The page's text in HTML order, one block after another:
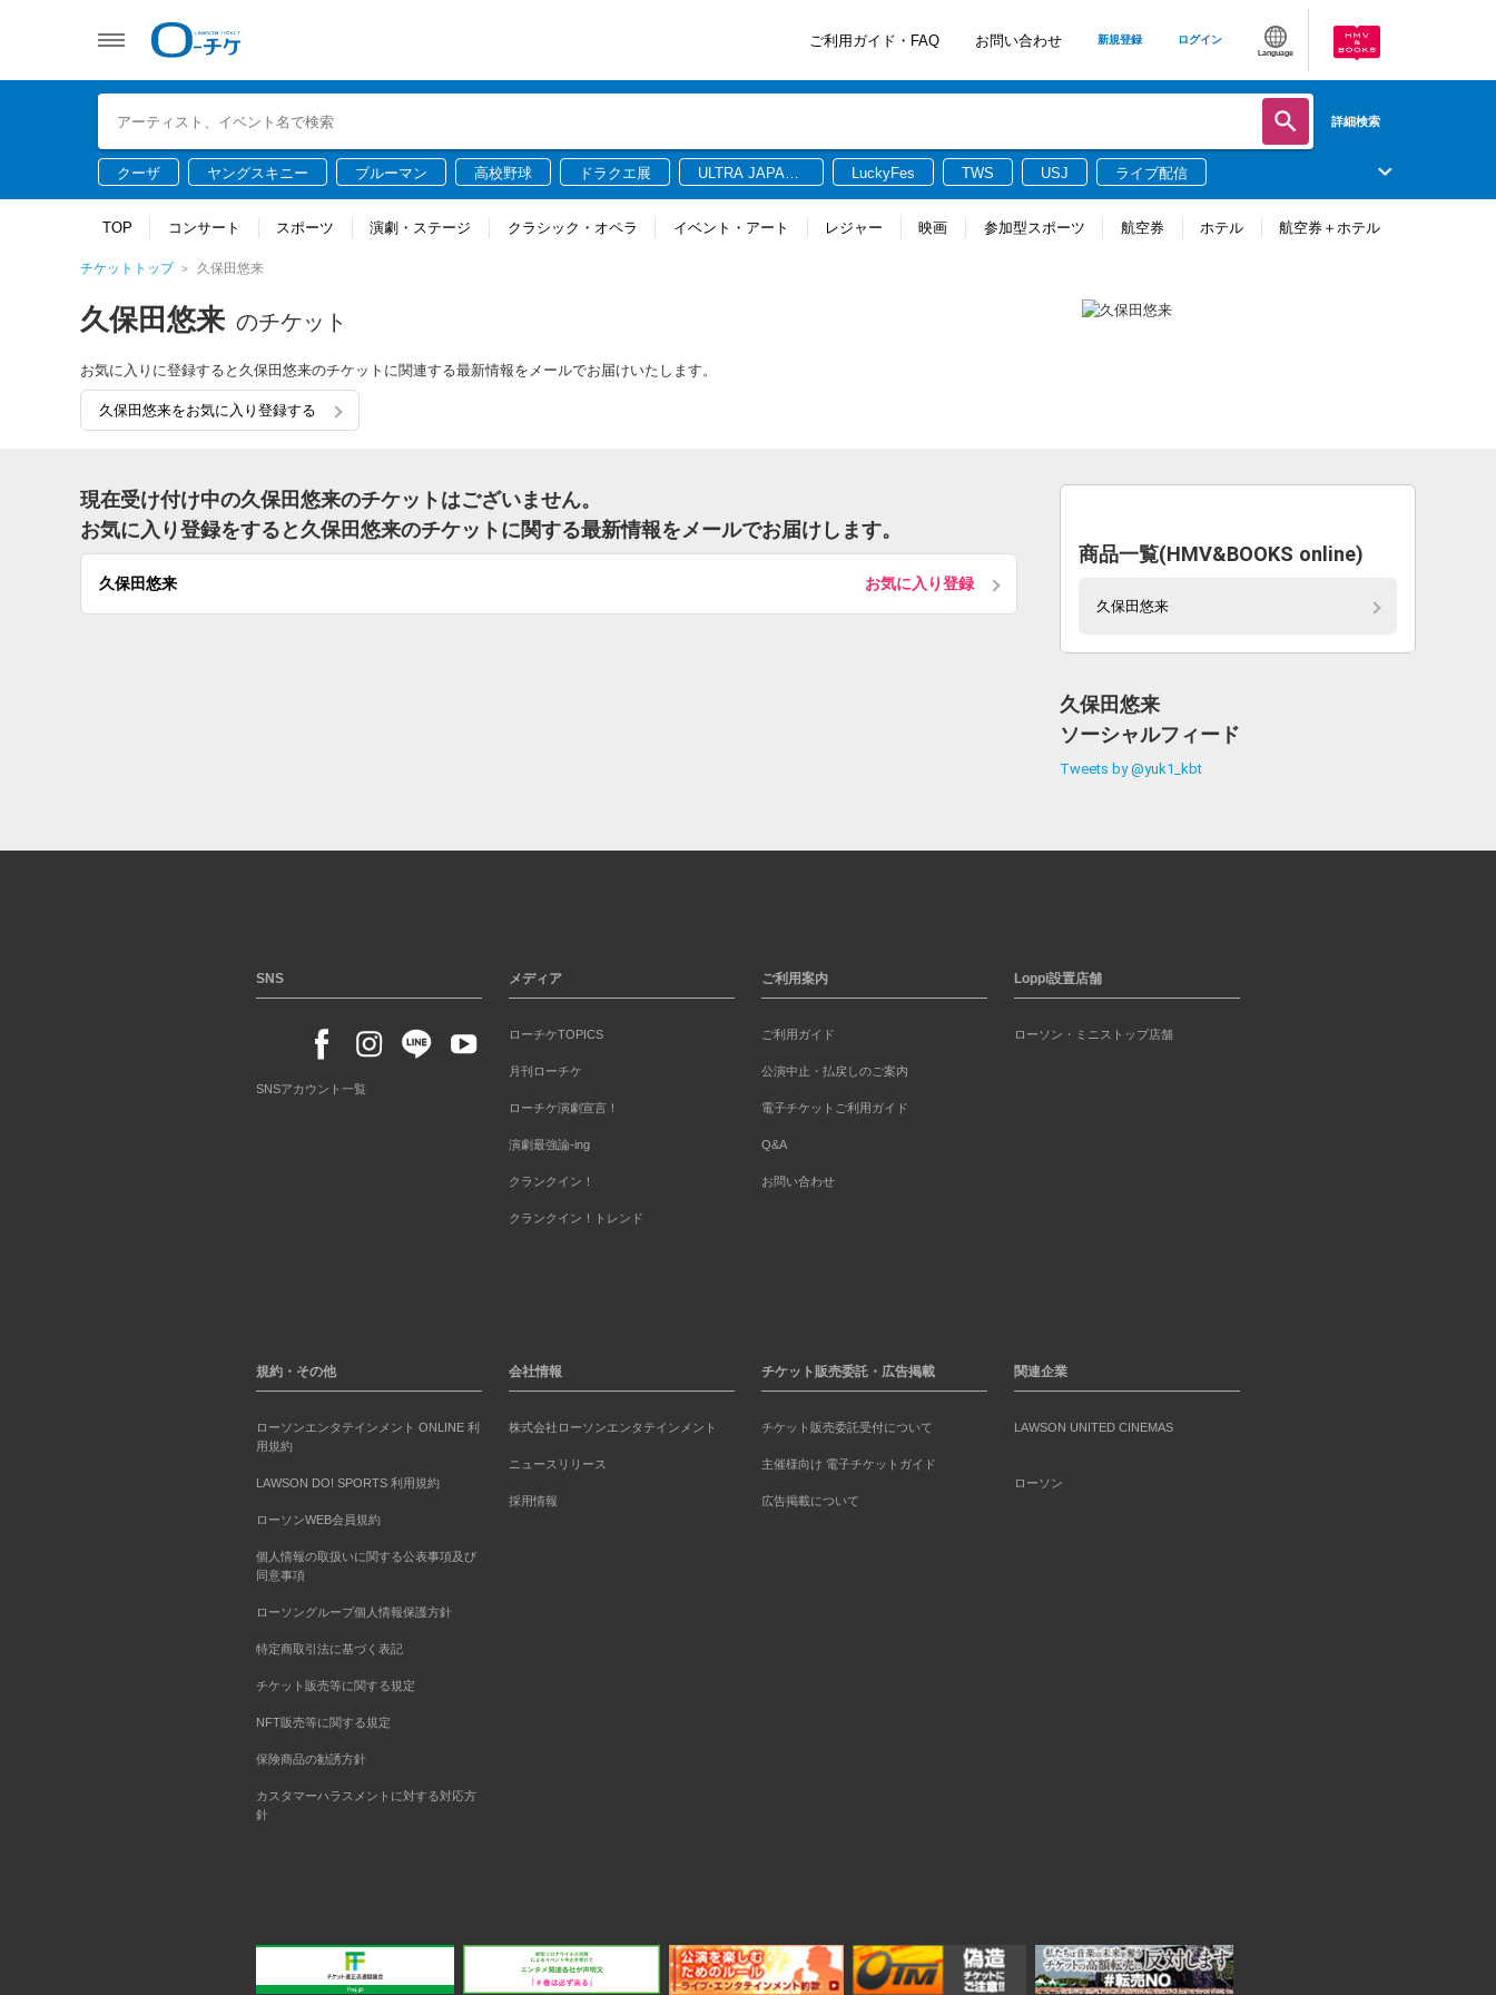
ご利用ガイド・FAQ お問い合わせ 新規登録 ログイン
Language
詳細検索
クーザ ヤングスキニー ブルーマン 高校野球 ドラクエ展
ULTRA JAPAN
LuckyFes TWS USJ ライブ配信
TOP コンサート スポーツ 演劇・ステージ クラシック・オペラ イベント・アート レジャー 映画 参加型スポーツ 航空券 ホテル 航空券＋ホテル
チケットトップ 久保田悠来
久保田悠来 のチケット
お気に入りに登録すると久保田悠来のチケットに関連する最新情報をメールでお届けいたします。
久保田悠来をお気に入り登録する
現在受け付け中の久保田悠来のチケットはございません。
お気に入り登録をすると久保田悠来のチケットに関する最新情報をメールでお届けします。
久保田悠来 お気に入り登録
商品一覧(HMV&BOOKS online)
久保田悠来
久保田悠来
ソーシャルフィード
Tweets by @yuk1_kbt
SNS
SNSアカウント一覧
メディア
ローチケTOPICS
月刊ローチケ
ローチケ演劇宣言！
演劇最強論-ing
クランクイン！
クランクイン！トレンド
ご利用案内
ご利用ガイド
公演中止・払戻しのご案内
電子チケットご利用ガイド
Q&A
お問い合わせ
Loppi設置店舗
ローソン・ミニストップ店舗
規約・その他
ローソンエンタテインメント ONLINE 利
用規約
LAWSON DO! SPORTS 利用規約
ローソンWEB会員規約
個人情報の取扱いに関する公表事項及び
同意事項
ローソングループ個人情報保護方針
特定商取引法に基づく表記
チケット販売等に関する規定
NFT販売等に関する規定
保険商品の勧誘方針
カスタマーハラスメントに対する対応方
針
会社情報
株式会社ローソンエンタテインメント
ニュースリリース
採用情報
チケット販売委託・広告掲載
チケット販売委託受付について
主催様向け 電子チケットガイド
広告掲載について
関連企業
LAWSON UNITED CINEMAS
ローソン